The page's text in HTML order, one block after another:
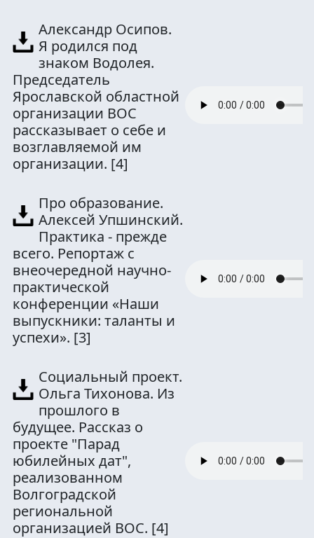
Александр Осипов.
Я родился под
знаком Водолея.
Председатель
Ярославской областной
организации ВОС
рассказывает о себе и
возглавляемой им
организации. [4]
Про образование.
Алексей Упшинский.
Практика - прежде
всего. Репортаж с
внеочередной научно-
практической
конференции «Наши
выпускники: таланты и
успехи». [3]
Социальный проект.
Ольга Тихонова. Из
прошлого в
будущее. Рассказ о
проекте "Парад
юбилейных дат",
реализованном
Волгоградской
региональной
организацией ВОС. [4]